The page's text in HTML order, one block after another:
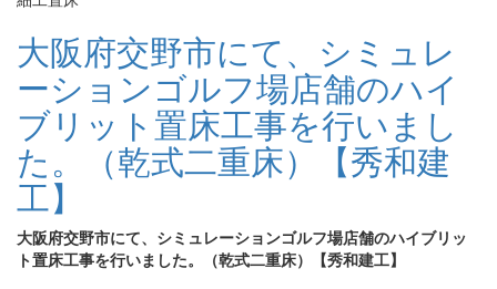
大阪府交野市にて、シミュレ
ーションゴルフ場店舗のハイ
ブリット置床工事を行いまし
た。（乾式二重床）【秀和建
工】
大阪府交野市にて、シミュレーションゴルフ場店舗のハイブリッ
ト置床工事を行いました。（乾式二重床）【秀和建工】